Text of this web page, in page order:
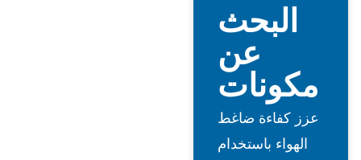
البحث
عن
مكونات
عزز كفاءة ضاغط
الهواء باستخدام